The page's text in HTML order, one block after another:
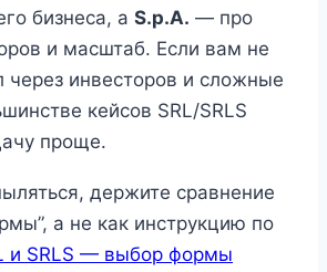
бизнеса, а S.p.A. — про
и масштаб. Если вам не
через инвесторов и сложные
кейсов SRL/SRLS
проще.
держите сравнение
а не как инструкцию по
и SRLS — выбор формы